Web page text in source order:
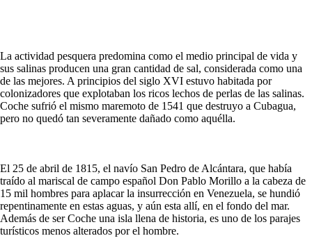
La actividad pesquera predomina como el medio principal de vida y
sus salinas producen una gran cantidad de sal, considerada como una
de las mejores. A principios del siglo XVI estuvo habitada por
colonizadores que explotaban los ricos lechos de perlas de las salinas.
Coche sufrió el mismo maremoto de 1541 que destruyo a Cubagua,
pero no quedó tan severamente dañado como aquélla.
El 25 de abril de 1815, el navío San Pedro de Alcántara, que había
traído al mariscal de campo español Don Pablo Morillo a la cabeza de
15 mil hombres para aplacar la insurrección en Venezuela, se hundió
repentinamente en estas aguas, y aún esta allí, en el fondo del mar.
Además de ser Coche una isla llena de historia, es uno de los parajes
turísticos menos alterados por el hombre.